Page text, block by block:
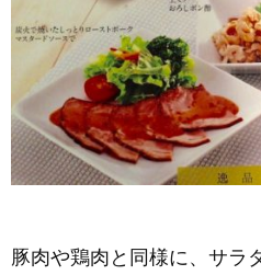
豚肉や鶏肉と同様に、サラ